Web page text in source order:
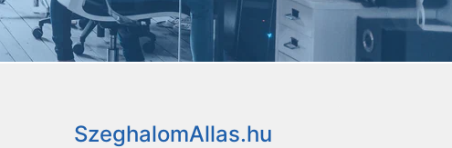
SzeghalomAllas.hu